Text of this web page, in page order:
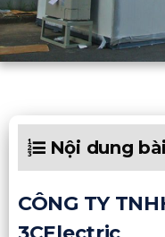
Nội dung
CÔNG TY